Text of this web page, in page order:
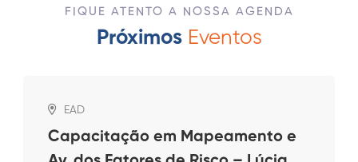
FIQUE ATENTO A NOSSA AGENDA
Próximos Eventos
EAD
Capacitação em Mapeamento e